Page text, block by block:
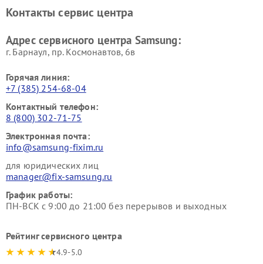
Контакты сервис центра
Адрес сервисного центра Samsung:
г. Барнаул, ​пр. Космонавтов, 6в
Горячая линия:
+7 (385) 254-68-04
Контактный телефон:
8 (800) 302-71-75
Электронная почта:
info@samsung-fixim.ru
для юридических лиц
manager@fix-samsung.ru
График работы:
ПН-ВСК с 9:00 до 21:00 без перерывов и выходных
Рейтинг сервисного центра
4.9-5.0